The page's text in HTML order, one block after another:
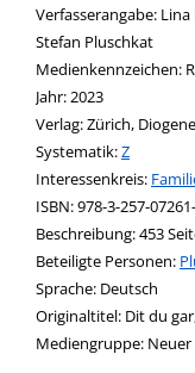
Verfasserangabe:
Stefan Pluschkat
Medienkennzeichen:
Jahr:2023
Verlag:Zürich,
opens in new tab
Diesen Link in neuem
Systematik:Suche
Z
Interessenkreis:
ISBN:978-3-257-
Beschreibung:453
Beteiligte Personen:
Sprache: Deutsch
Originaltitel: Dit du
Mediengruppe: Neuer